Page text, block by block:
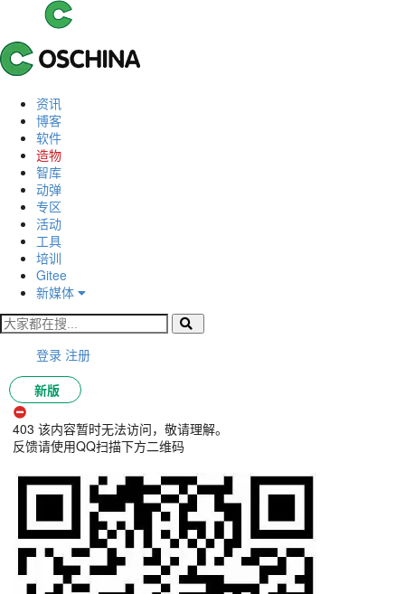
资讯
博客
软件
造物
智库
动弹
专区
活动
工具
培训
Gitee
新媒体
登录 注册
新版
403 该内容暂时无法访问，敬请理解。
反馈请使用QQ扫描下方二维码